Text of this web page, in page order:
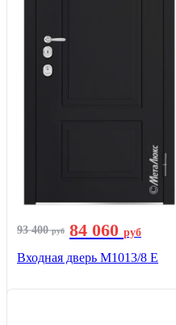
93 400руб 84 060 руб
Входная дверь М1013/8 E